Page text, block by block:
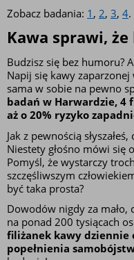
Zobacz badania: 1 , 2, 3, 4.
Kawa sprawi,
Budzisz się bez humoru?
Napij się kawy
sama w sobie na pewno
badań w Harwardzie, 4
aż o 20% ryzyko
Jak z pewnością
Niestety głośno mówi się
Pomyśl, że wystarczy
szczęśliwszym
być taka prosta?
Dowodów nigdy za mało,
na ponad 200 tysiącach
filiżanek kawy dziennie
popełnienia